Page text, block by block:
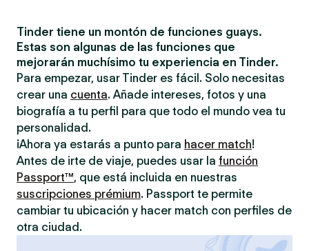
Tinder tiene un montón de funciones guays.
Estas son algunas de las funciones que
mejorarán muchísimo tu experiencia en Tinder.
Para empezar, usar Tinder es fácil. Solo necesitas
crear una cuenta. Añade intereses, fotos y una
biografía a tu perfil para que todo el mundo vea tu
personalidad.
¡Ahora ya estarás a punto para hacer match!
Antes de irte de viaje, puedes usar la función
Passport™, que está incluida en nuestras
suscripciones prémium. Passport te permite
cambiar tu ubicación y hacer match con perfiles de
otra ciudad.